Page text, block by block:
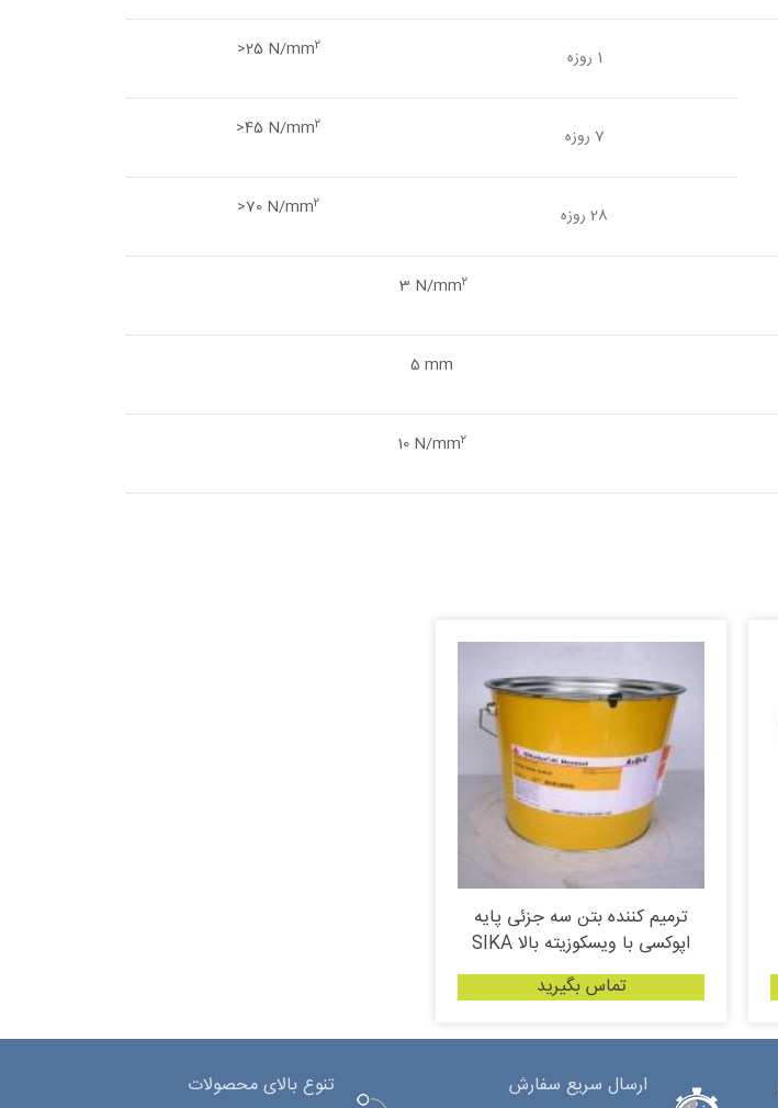
1 روزه >25 N/mm2
7 روزه >45 N/mm2
28 روزه >70 N/mm2
3 N/mm2
5 mm
10 N/mm2
ترمیم کننده بتن سه جزئی پایه
اپوکسی با ویسکوزیته بالا SIKA
تماس بگیرید
ارسال سریع سفارش تنوع بالای محصولات